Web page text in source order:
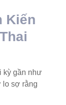
Kiến
kỳ gần như
lo sợ rằng